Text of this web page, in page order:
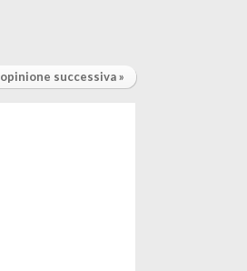
opinione successiva »